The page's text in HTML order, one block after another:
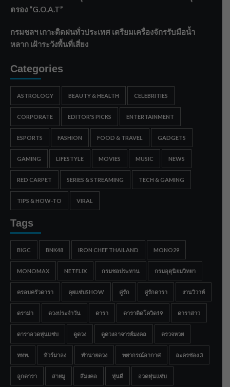
ตรอง “G.O.A.T”
กรมชลฯ เกาะติดฝนทั่วประเทศ เตรียมเครื่องจักรรับมือน้ำ
หลาก เฝ้าระวังพื้นที่เสี่ยง
Categories
ASTROLOGY BEAUTY & HEALTH CELEBRITIES
CORPORATE EDITOR'S PICKS ENTERTAINMENT
ESPORTS FASHION FOOD & TRAVEL GADGETS
GAMING LIFESTYLE MOVIES MUSIC NEWS
RED CARPET SERIES & STREAMING TECH & GAMING
TIPS & HOW-TO VIRAL
Tags
BIGC BNK48 IRON CHEF THAILAND MONO29
MONOMAX NETFLIX กรมชลประทาน กรมอุตุนิยมวิทยา
ครอบครัวดารา คุยแซ่บSHOW คู่รัก คู่รักดารา งานวิวาห์
ดราม่า ดวงประจำวัน ดารา ดาราติดโควิด19 ดาราสาว
ดาราอวดหุ่นแซ่บ ดูดวง ดูดวงอาจารย์มงคล ตรวจหวย
ททท. ทัวร์มาลง ทำนายดวง พยากรณ์อากาศ ละครช่อง 3
ลูกดารา สายมู สีมงคล หุ่นดี อวดหุ่นแซ่บ